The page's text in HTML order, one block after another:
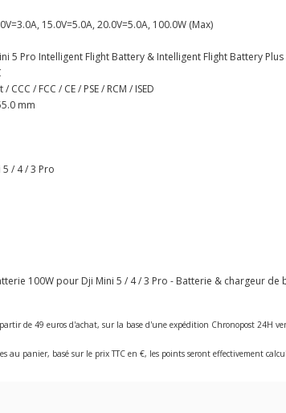
15.0V=5.0A, 20.0V=5.0A, 100.0W (Max)
5 Pro Intelligent Flight Battery & Intelligent Flight Battery Plus
/ FCC / CE / PSE / RCM / ISED
mm
5 / 4 / 3 Pro
100W pour Dji Mini 5 / 4 / 3 Pro - Batterie & chargeur de
de 49 euros d'achat, sur la base d'une expédition Chronopost
au panier, basé sur le prix TTC en €, les points seront effectivement